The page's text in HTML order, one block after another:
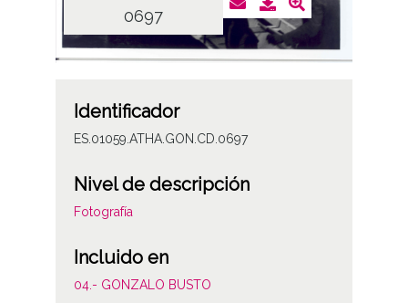
0697
Identificador
ES.01059.ATHA.GON.CD.0697
Nivel de descripción
Fotografía
Incluido en
04.- GONZALO BUSTO